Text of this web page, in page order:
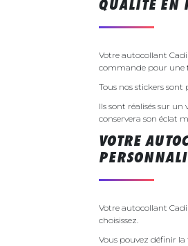
QUALITÉ EN
Votre autocollant
commande pour une
Tous nos stickers
Ils sont réalisés sur
conservera son éclat
VOTRE
Votre autocollant
choisissez.
Vous pouvez définir